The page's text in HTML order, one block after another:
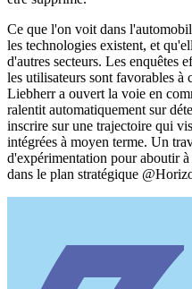
Ce que l'on voit dans
les technologies existent, et
d'autres secteurs. Les enquêtes
les utilisateurs sont favorables à
Liebherr a ouvert la voie en
ralentit automatiquement sur
inscrire sur une trajectoire qui
intégrées à moyen terme. Un
d'expérimentation pour aboutir
dans le plan stratégique